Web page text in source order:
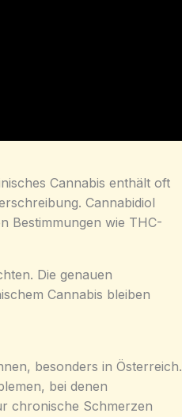
Cannabis enthält oft
Cannabidiol
Bestimmungen wie THC-
Die genauen
Cannabis bleiben
besonders in Österreich.
bei denen
chronische Schmerzen